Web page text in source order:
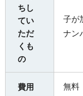
ちし
てい
ただ
くも
の
子が
ナン
費用 無料